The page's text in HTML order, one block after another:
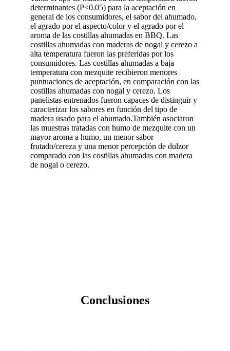
determinantes (P<0.05) para la aceptación en
general de los consumidores, el sabor del ahumado,
el agrado por el aspecto/color y el agrado por el
aroma de las costillas ahumadas en BBQ. Las
costillas ahumadas con maderas de nogal y cerezo a
alta temperatura fueron las preferidas por los
consumidores. Las costillas ahumadas a baja
temperatura con mezquite recibieron menores
puntuaciones de aceptación, en comparación con las
costillas ahumadas con nogal y cerezo. Los
panelistas entrenados fueron capaces de distinguir y
caracterizar los sabores en función del tipo de
madera usado para el ahumado.También asociaron
las muestras tratadas con humo de mezquite con un
mayor aroma a humo, un menor sabor
frutado/cereza y una menor percepción de dulzor
comparado con las costillas ahumadas con madera
de nogal o cerezo.
Conclusiones